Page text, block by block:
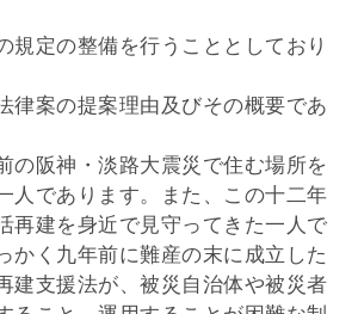
定の整備を行うこととしており
律案の提案理由及びその概要であ
の阪神・淡路大震災で住む場所を
人であります。また、この十二年
再建を身近で見守ってきた一人で
かく九年前に難産の末に成立した
建支援法が、被災自治体や被災者